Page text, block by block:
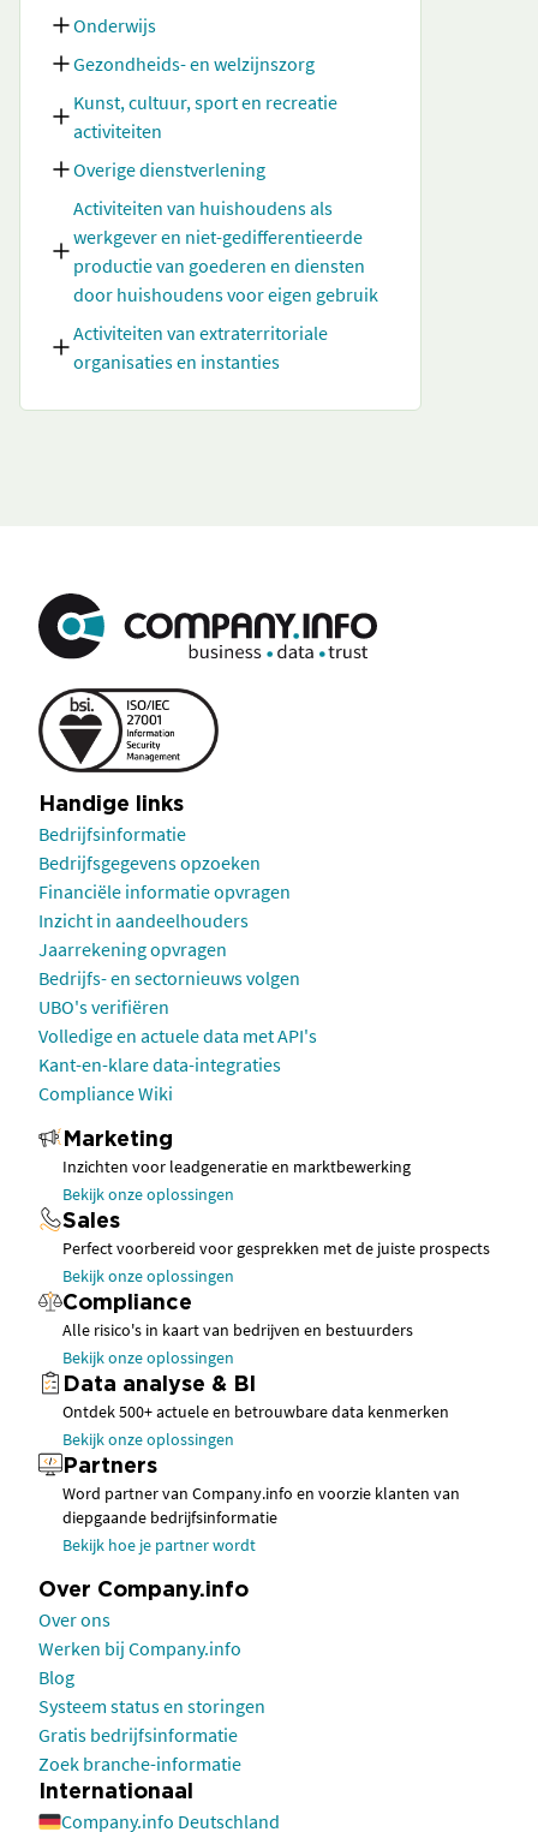
Onderwijs
Gezondheids- en welzijnszorg
Kunst, cultuur, sport en recreatie
activiteiten
Overige dienstverlening
Activiteiten van huishoudens als
werkgever en niet-gedifferentieerde
productie van goederen en diensten
door huishoudens voor eigen gebruik
Activiteiten van extraterritoriale
organisaties en instanties
Handige links
Bedrijfsinformatie
Bedrijfsgegevens opzoeken
Financiële informatie opvragen
Inzicht in aandeelhouders
Jaarrekening opvragen
Bedrijfs- en sectornieuws volgen
UBO's verifiëren
Volledige en actuele data met API's
Kant-en-klare data-integraties
Compliance Wiki
Marketing
Inzichten voor leadgeneratie en marktbewerking
Bekijk onze oplossingen
Sales
Perfect voorbereid voor gesprekken met de juiste prospects
Bekijk onze oplossingen
Compliance
Alle risico's in kaart van bedrijven en bestuurders
Bekijk onze oplossingen
Data analyse & BI
Ontdek 500+ actuele en betrouwbare data kenmerken
Bekijk onze oplossingen
Partners
Word partner van Company.info en voorzie klanten van
diepgaande bedrijfsinformatie
Bekijk hoe je partner wordt
Over Company.info
Over ons
Werken bij Company.info
Blog
Systeem status en storingen
Gratis bedrijfsinformatie
Zoek branche-informatie
Internationaal
Company.info Deutschland